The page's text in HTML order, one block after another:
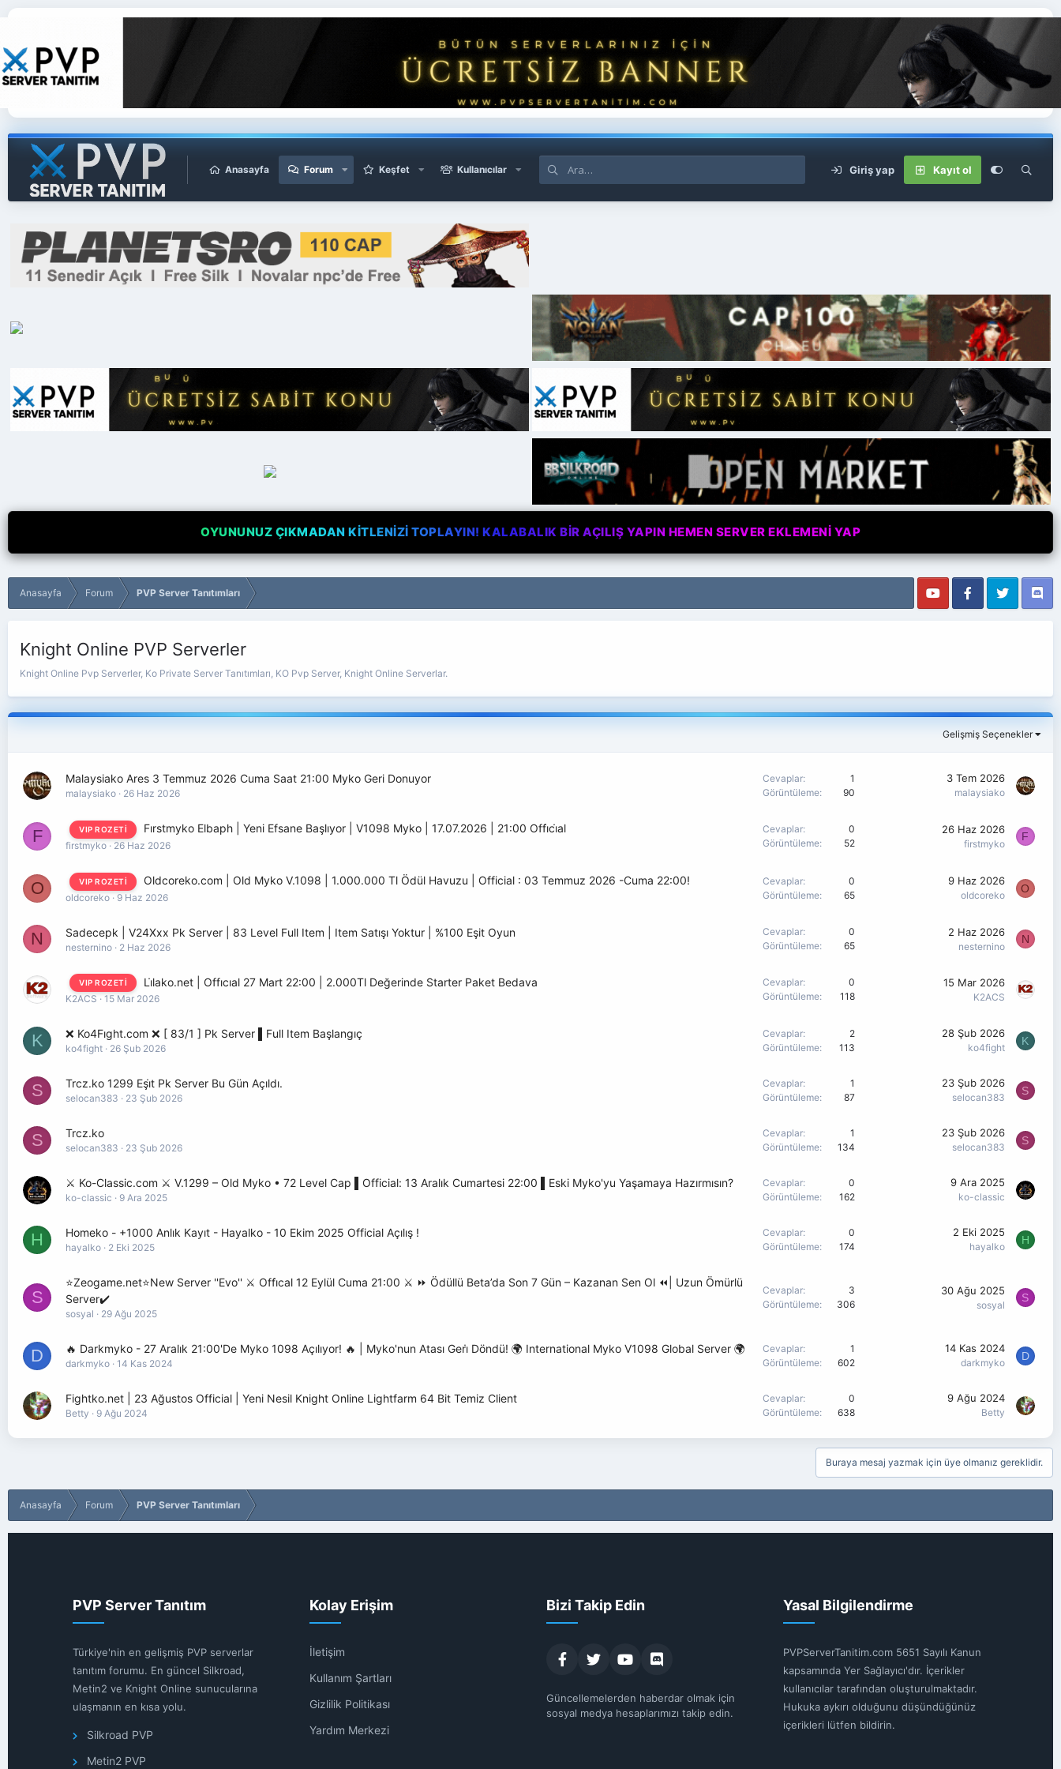
Anasayfa Forum Keşfet Kullanıcılar Giriş yap Kayıt ol
OYUNUNUZ ÇIKMADAN KİTLENİZİ TOPLAYIN! KALABALIK BİR AÇILIŞ YAPIN HEMEN SERVER EKLEMENİ YAP
Anasayfa Forum PVP Server Tanıtımları
Knight Online PVP Serverler
Knight Online Pvp Serverler, Ko Private Server Tanıtımları, KO Pvp Server, Knight Online Serverlar.
Gelişmiş Seçenekler
Malaysiako Ares 3 Temmuz 2026 Cuma Saat 21:00 Myko Geri Donuyor
malaysiako 26 Haz 2026
Cevaplar
1
Görüntüleme
90
3 Tem 2026
malaysiako
F VIP ROZETI Fırstmyko Elbaph | Yeni Efsane Başlıyor | V1098 Myko | 17.07.2026 | 21:00 Offi̇ci̇al
firstmyko 26 Haz 2026
Cevaplar
0
Görüntüleme
52
26 Haz 2026
firstmyko
F
O VIP ROZETI Oldcoreko.com | Old Myko V.1098 | 1.000.000 Tl Ödül Havuzu | Official : 03 Temmuz 2026 -Cuma 22:00!
oldcoreko 9 Haz 2026
Cevaplar
0
Görüntüleme
65
9 Haz 2026
oldcoreko
O
N Sadecepk | V24Xxx Pk Server | 83 Level Full Item | Item Satışı Yoktur | %100 Eşit Oyun
nesternino 2 Haz 2026
Cevaplar
0
Görüntüleme
65
2 Haz 2026
nesternino
N
VIP ROZETI Li̇lako.net | Offıcıal 27 Mart 22:00 | 2.000Tl Değerinde Starter Paket Bedava
K2ACS 15 Mar 2026
Cevaplar
0
Görüntüleme
118
15 Mar 2026
K2ACS
K ❌ Ko4Fıght.com ❌ [ 83/1 ] Pk Server ▌Full Item Başlangıç
ko4fight 26 Şub 2026
Cevaplar
2
Görüntüleme
113
28 Şub 2026
ko4fight
K
S Trcz.ko 1299 Eşi̇t Pk Server Bu Gün Açıldı.
selocan383 23 Şub 2026
Cevaplar
1
Görüntüleme
87
23 Şub 2026
selocan383
S
S Trcz.ko
selocan383 23 Şub 2026
Cevaplar
1
Görüntüleme
134
23 Şub 2026
selocan383
S
⚔️ Ko-Classic.com ⚔️ V.1299 – Old Myko • 72 Level Cap ▌Official: 13 Aralık Cumartesi 22:00 ▌Eski Myko'yu Yaşamaya Hazırmısın?
ko-classic 9 Ara 2025
Cevaplar
0
Görüntüleme
162
9 Ara 2025
ko-classic
H Homeko - +1000 Anlık Kayıt - Hayalko - 10 Ekim 2025 Official Açılış !
hayalko 2 Eki 2025
Cevaplar
0
Görüntüleme
174
2 Eki 2025
hayalko
H
S
⭐Zeogame.net⭐New Server ''Evo'' ⚔️ Offi̇cal 12 Eylül Cuma 21:00 ⚔️ ⏩ Ödüllü Beta’da Son 7 Gün – Kazanan Sen Ol ⏪| Uzun Ömürlü
Server✔️
sosyal 29 Ağu 2025
Cevaplar
3
Görüntüleme
306
30 Ağu 2025
sosyal
S
D 🔥 Darkmyko - 27 Aralık 21:00'De Myko 1098 Açılıyor! 🔥 | Myko'nun Atası Geri̇ Döndü! 🌍 International Myko V1098 Global Server 🌍
darkmyko 14 Kas 2024
Cevaplar
1
Görüntüleme
602
14 Kas 2024
darkmyko
D
Fightko.net | 23 Ağustos Official | Yeni Nesil Knight Online Lightfarm 64 Bit Temiz Client
Betty 9 Ağu 2024
Cevaplar
0
Görüntüleme
638
9 Ağu 2024
Betty
Buraya mesaj yazmak için üye olmanız gereklidir.
Anasayfa Forum PVP Server Tanıtımları
PVP Server Tanıtım
Türkiye'nin en gelişmiş PVP serverlar
tanıtım forumu. En güncel Silkroad,
Metin2 ve Knight Online sunucularına
ulaşmanın en kısa yolu.
Silkroad PVP
Metin2 PVP
Kolay Erişim
İletişim
Kullanım Şartları
Gizlilik Politikası
Yardım Merkezi
Bizi Takip Edin
Güncellemelerden haberdar olmak için
sosyal medya hesaplarımızı takip edin.
Yasal Bilgilendirme
PVPServerTanitim.com 5651 Sayılı Kanun
kapsamında Yer Sağlayıcı'dır. İçerikler
kullanıcılar tarafından oluşturulmaktadır.
Hukuka aykırı olduğunu düşündüğünüz
içerikleri lütfen bildirin.